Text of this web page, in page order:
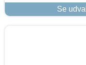
Se